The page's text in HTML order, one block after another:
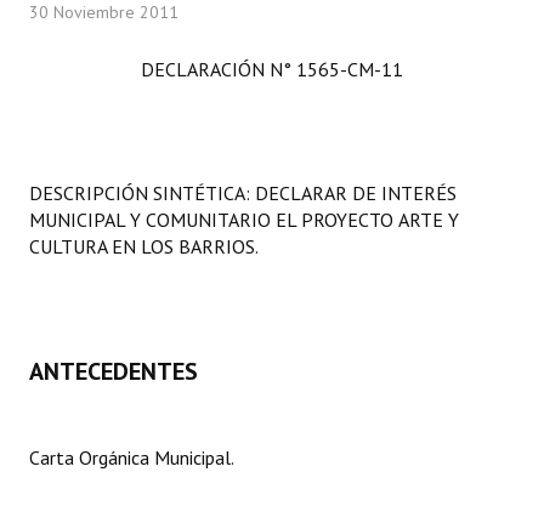
Comisiones Especiales
LEGISLACIÓN
Carta Orgánica 2007
30 Noviembre 2011
DECLARACIÓN N° 1565-CM-11
DESCRIPCIÓN SINTÉTICA: DECLARAR DE INTERÉS
MUNICIPAL Y COMUNITARIO EL PROYECTO ARTE Y
CULTURA EN LOS BARRIOS.
ANTECEDENTES
Carta Orgánica Municipal.